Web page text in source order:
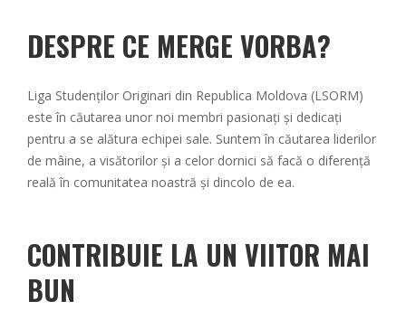
DESPRE CE MERGE VORBA?
Liga Studenților Originari din Republica Moldova (LSORM)
este în căutarea unor noi membri pasionați și dedicați
pentru a se alătura echipei sale. Suntem în căutarea liderilor
de mâine, a visătorilor și a celor dornici să facă o diferență
reală în comunitatea noastră și dincolo de ea.
CONTRIBUIE LA UN VIITOR MAI
BUN